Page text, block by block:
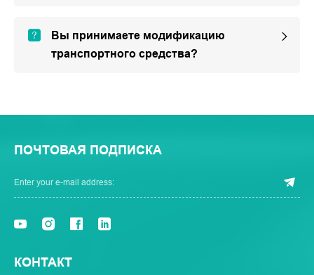
Вы принимаете модификацию
транспортного средства?
ПОЧТОВАЯ ПОДПИСКА
КОНТАКТ